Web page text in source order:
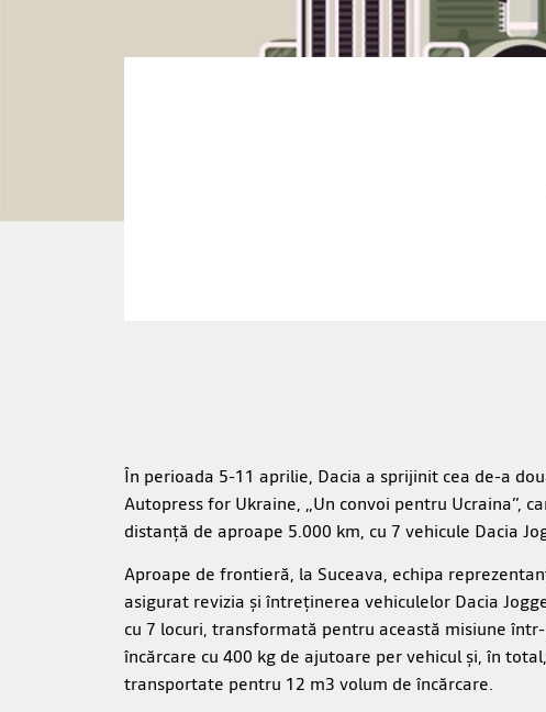
În perioada 5-11 aprilie, Dacia a sprijinit cea de-a
Autopress for Ukraine, „Un convoi pentru Ucraina”,
distanță de aproape 5.000 km, cu 7 vehicule Dacia
Aproape de frontieră, la Suceava, echipa
asigurat revizia și întreținerea vehiculelor Dacia
cu 7 locuri, transformată pentru această misiune
încărcare cu 400 kg de ajutoare per vehicul și, în
transportate pentru 12 m3 volum de încărcare.